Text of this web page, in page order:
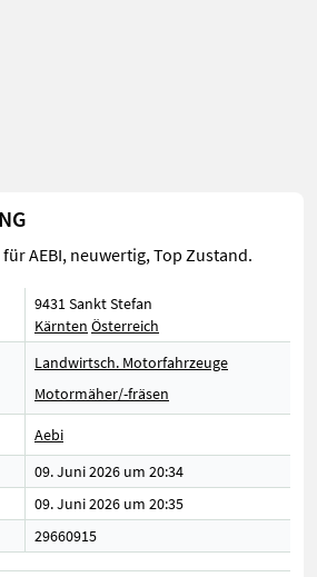
AEBI, neuwertig, Top Zustand.
9431 Sankt Stefan
Kärnten Österreich
Landwirtsch. Motorfahrzeuge
Motormäher/-fräsen
Aebi
09. Juni 2026 um 20:34
09. Juni 2026 um 20:35
29660915